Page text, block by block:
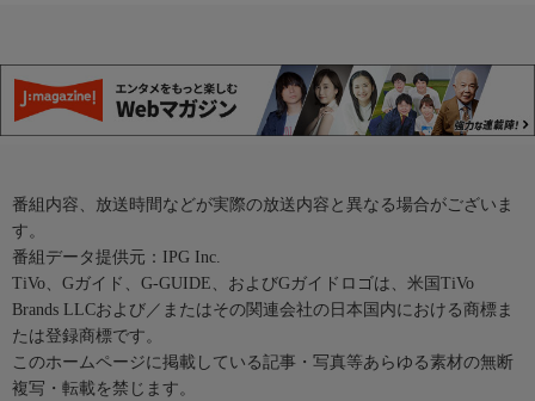
番組内容、放送時間などが実際の放送内容と異なる場合がございま
す。
番組データ提供元：IPG Inc.
TiVo、Gガイド、G-GUIDE、およびGガイドロゴは、米国TiVo
Brands LLCおよび／またはその関連会社の日本国内における商標ま
たは登録商標です。
このホームページに掲載している記事・写真等あらゆる素材の無断
複写・転載を禁じます。